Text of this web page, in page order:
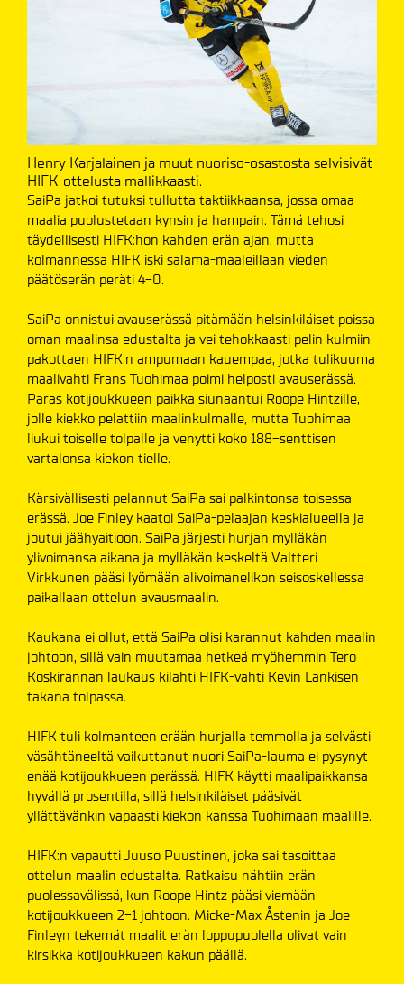
Henry Karjalainen ja muut nuoriso-osastosta selvisivät
HIFK-ottelusta mallikkaasti.
SaiPa jatkoi tutuksi tullutta taktiikkaansa, jossa omaa
maalia puolustetaan kynsin ja hampain. Tämä tehosi
täydellisesti HIFK:hon kahden erän ajan, mutta
kolmannessa HIFK iski salama-maaleillaan vieden
päätöserän peräti 4-0.
SaiPa onnistui avauserässä pitämään helsinkiläiset poissa
oman maalinsa edustalta ja vei tehokkaasti pelin kulmiin
pakottaen HIFK:n ampumaan kauempaa, jotka tulikuuma
maalivahti Frans Tuohimaa poimi helposti avauserässä.
Paras kotijoukkueen paikka siunaantui Roope Hintzille,
jolle kiekko pelattiin maalinkulmalle, mutta Tuohimaa
liukui toiselle tolpalle ja venytti koko 188-senttisen
vartalonsa kiekon tielle.
Kärsivällisesti pelannut SaiPa sai palkintonsa toisessa
erässä. Joe Finley kaatoi SaiPa-pelaajan keskialueella ja
joutui jäähyaitioon. SaiPa järjesti hurjan mylläkän
ylivoimansa aikana ja mylläkän keskeltä Valtteri
Virkkunen pääsi lyömään alivoimanelikon seisoskellessa
paikallaan ottelun avausmaalin.
Kaukana ei ollut, että SaiPa olisi karannut kahden maalin
johtoon, sillä vain muutamaa hetkeä myöhemmin Tero
Koskirannan laukaus kilahti HIFK-vahti Kevin Lankisen
takana tolpassa.
HIFK tuli kolmanteen erään hurjalla temmolla ja selvästi
väsähtäneeltä vaikuttanut nuori SaiPa-lauma ei pysynyt
enää kotijoukkueen perässä. HIFK käytti maalipaikkansa
hyvällä prosentilla, sillä helsinkiläiset pääsivät
yllättävänkin vapaasti kiekon kanssa Tuohimaan maalille.
HIFK:n vapautti Juuso Puustinen, joka sai tasoittaa
ottelun maalin edustalta. Ratkaisu nähtiin erän
puolessavälissä, kun Roope Hintz pääsi viemään
kotijoukkueen 2-1 johtoon. Micke-Max Åstenin ja Joe
Finleyn tekemät maalit erän loppupuolella olivat vain
kirsikka kotijoukkueen kakun päällä.